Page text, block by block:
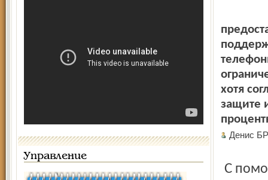
Управление
хотя
защите
Денис
С помощью своей дочери Ольги Лукьяненко и депутата